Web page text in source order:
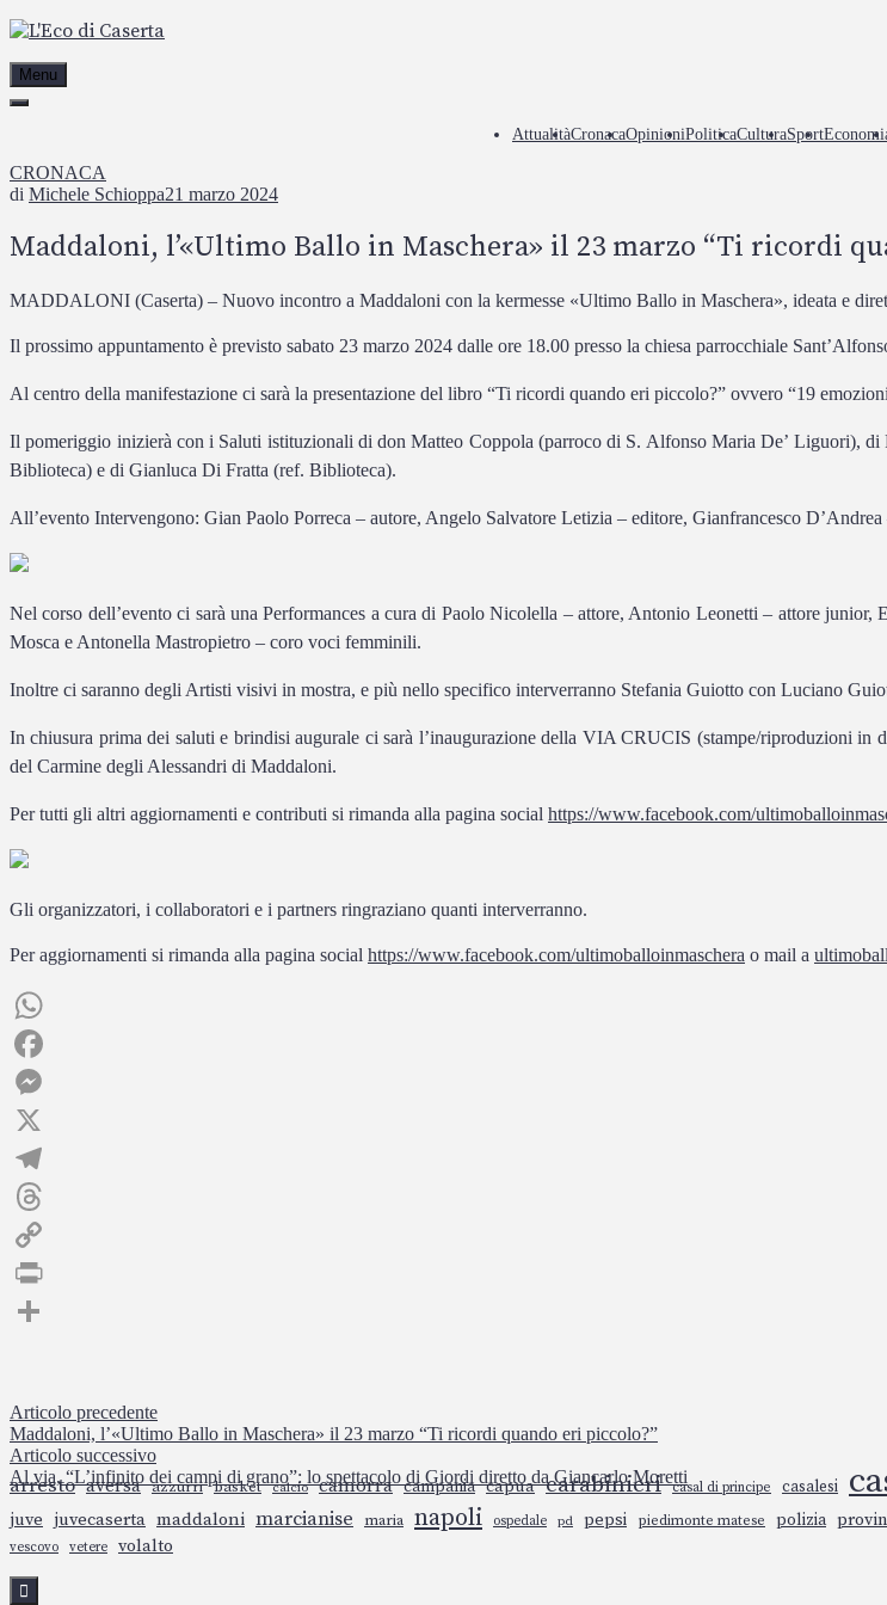
Passa
contenuto
Menu
AttualitàCronacaOpinioniPoliticaCulturaSport
CRONACA
di Michele Schioppa21 marzo 2024
Maddaloni, l’«Ultimo Ballo in Maschera» il 23 marzo “Ti ricordi
MADDALONI (Caserta) – Nuovo incontro a Maddaloni con la kermesse «Ultimo Ballo in Maschera», ideata e
Il prossimo appuntamento è previsto sabato 23 marzo 2024 dalle ore 18.00 presso la chiesa parrocchiale
Al centro della manifestazione ci sarà la presentazione del libro “Ti ricordi quando eri piccolo?” ovvero “19
Il pomeriggio inizierà con i Saluti istituzionali di don Matteo Coppola (parroco di S. Alfonso Maria De’ Liguori),
Biblioteca) e di Gianluca Di Fratta (ref. Biblioteca).
All’evento Intervengono: Gian Paolo Porreca – autore, Angelo Salvatore Letizia – editore, Gianfrancesco
Nel corso dell’evento ci sarà una Performances a cura di Paolo Nicolella – attore, Antonio Leonetti – attore
Mosca e Antonella Mastropietro – coro voci femminili.
Inoltre ci saranno degli Artisti visivi in mostra, e più nello specifico interverranno Stefania Guiotto con Luciano
In chiusura prima dei saluti e brindisi augurale ci sarà l’inaugurazione della VIA CRUCIS (stampe/riproduzioni
del Carmine degli Alessandri di Maddaloni.
Per tutti gli altri aggiornamenti e contributi si rimanda alla pagina social https://www.facebook.com/
Gli organizzatori, i collaboratori e i partners ringraziano quanti interverranno.
Per aggiornamenti si rimanda alla pagina social https://www.facebook.com/ultimoballoinmaschera o mail a
WhatsApp
Facebook
Messenger
X
Telegram
Threads
Copy
Link
Print
Navigazione
articoli
Articolo precedente
Maddaloni, l’«Ultimo Ballo in Maschera» il 23 marzo “Ti ricordi quando eri piccolo?”
Articolo successivo
Al via, “L’infinito dei campi di grano”: lo spettacolo di Giordi diretto da Giancarlo Moretti
arresto aversa azzurri basket calcio camorra campania capua carabinieri casal di principe casalesi
juve juvecaserta maddaloni marcianise maria napoli ospedale pd pepsi piedimonte matese polizia
vescovo
vetere volalto